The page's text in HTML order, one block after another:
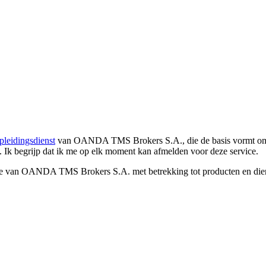
van OANDA TMS Brokers S.A., die de basis vormt
Ik begrijp dat ik me op elk moment kan afmelden voor deze service.
OANDA TMS Brokers S.A. met betrekking tot producten en